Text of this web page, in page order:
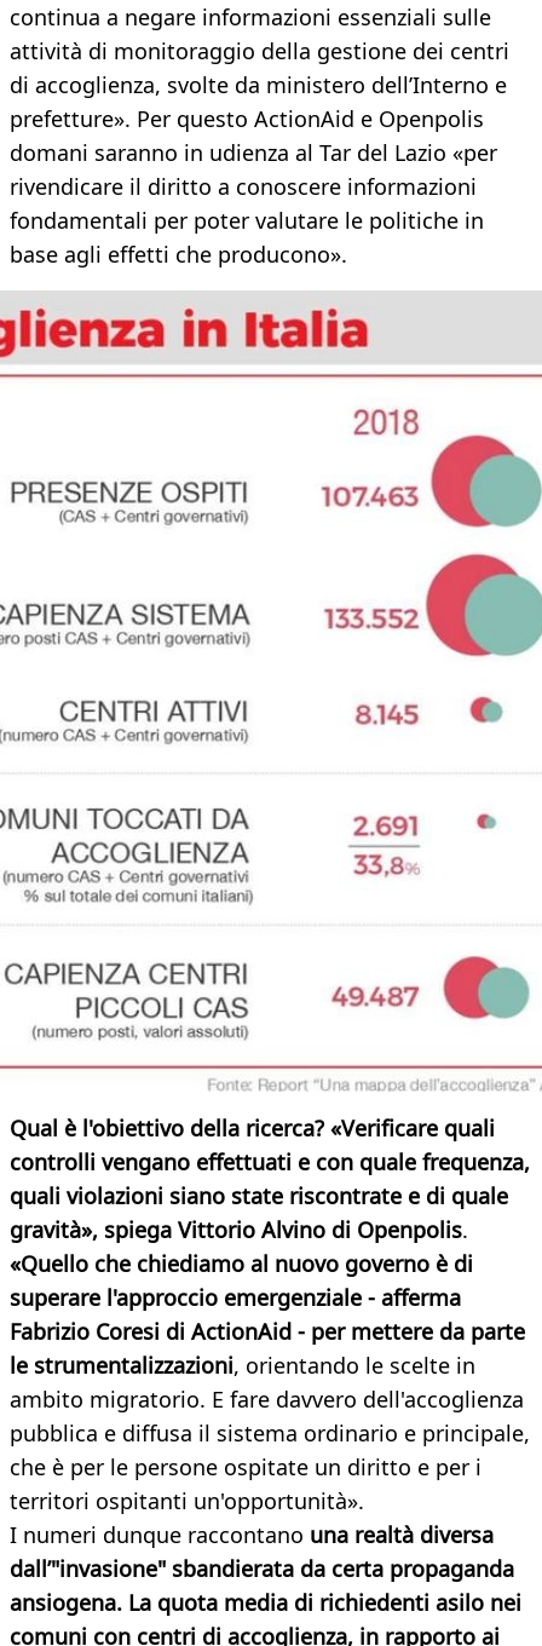
continua a negare informazioni essenziali sulle
attività di monitoraggio della gestione dei centri
di accoglienza, svolte da ministero dell’Interno e
prefetture». Per questo ActionAid e Openpolis
domani saranno in udienza al Tar del Lazio «per
rivendicare il diritto a conoscere informazioni
fondamentali per poter valutare le politiche in
base agli effetti che producono».
Qual è l'obiettivo della ricerca? «Verificare quali
controlli vengano effettuati e con quale frequenza,
quali violazioni siano state riscontrate e di quale
gravità», spiega Vittorio Alvino di Openpolis.
«Quello che chiediamo al nuovo governo è di
superare l'approccio emergenziale - afferma
Fabrizio Coresi di ActionAid - per mettere da parte
le strumentalizzazioni, orientando le scelte in
ambito migratorio. E fare davvero dell'accoglienza
pubblica e diffusa il sistema ordinario e principale,
che è per le persone ospitate un diritto e per i
territori ospitanti un'opportunità».
I numeri dunque raccontano una realtà diversa
dall’"invasione" sbandierata da certa propaganda
ansiogena. La quota media di richiedenti asilo nei
comuni con centri di accoglienza, in rapporto ai